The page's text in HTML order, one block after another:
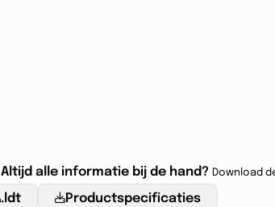
Altijd alle informatie bij de hand? Download
.ldt Productspecificaties